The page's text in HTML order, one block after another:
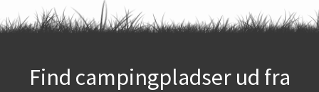
Find campingpladser ud fra